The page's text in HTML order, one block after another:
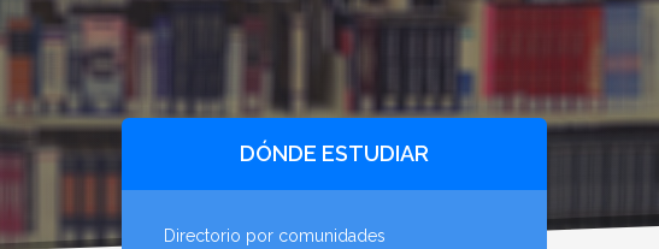
DÓNDE ESTUDIAR
Directorio por comunidades